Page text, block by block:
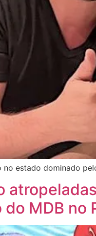
estado dominado
MDB no